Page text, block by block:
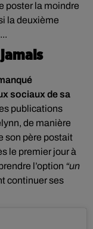
poster la moindre
la deuxième
sociaux de sa
publications
de manière
son père postait
le premier jour à
l’option “un
continuer ses